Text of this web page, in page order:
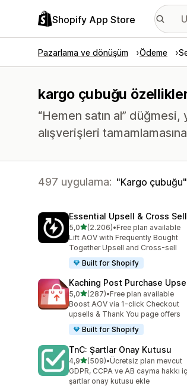
Shopify App Store
Pazarlama ve dönüşüm Ödeme
kargo çubuğu
“Hemen satın al”
alışverişleri
497 uygulama: Kargo çubuğu
Essential Upsell & Cross Sell
5,05 yıldız üzerinden
(2.206)
toplam 2206 değerlendirme
•Free plan available
Lift AOV with Frequently Bought
Together Upsell and Cross-sell
Built for Shopify
Kaching Post Purchase
5,05 yıldız üzerinden
(287)
toplam 287 değerlendirme
•Free plan available
Boost AOV via 1-click Checkout
upsells & Thank You page offers
Built for Shopify
TnC: Şartlar Onay Kutusu
4,95 yıldız üzerinden
(509)
toplam 509 değerlendirme
•Ücretsiz plan mevcut
GDPR, CCPA ve AB cayma hakkı
şartlar onay kutusu ekle